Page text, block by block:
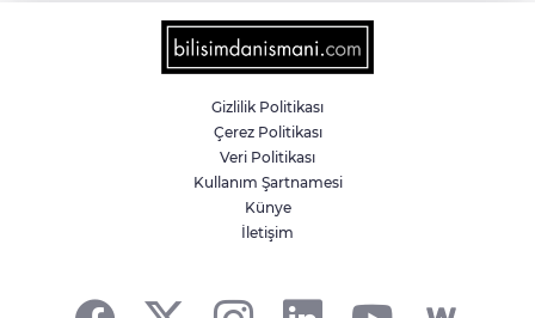
6 milyon emekliyi ilgilendiriyor... Emekli
aylığı fark ödemeleri 7 Ağustos'ta
Teröristler teslim olmaya devam ediyor...
Hudutlarda 490 kişi yakalandı
İletişim'den 'Terörsüz Türkiye' hedefli
Gizlilik Politikası
Çerez Politikası
Veri Politikası
Kullanım Şartnamesi
Künye
İletişim